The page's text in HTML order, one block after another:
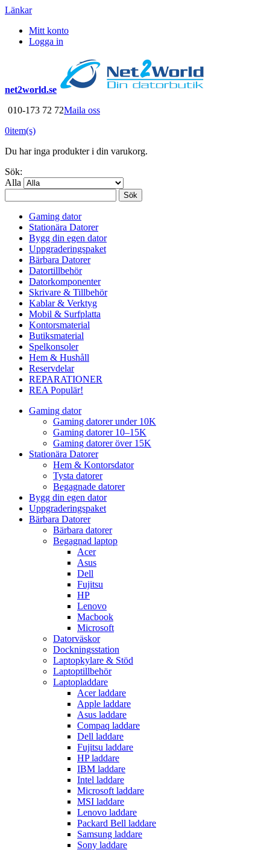
Länkar
Mitt konto
Logga in
net2world.se
010-173 72 72Maila oss
0item(s)
Du har inga produkter i din varukorg.
Sök:
Alla
Sök
Gaming dator
Stationära Datorer
Bygg din egen dator
Uppgraderingspaket
Bärbara Datorer
Datortillbehör
Datorkomponenter
Skrivare & Tillbehör
Kablar & Verktyg
Mobil & Surfplatta
Kontorsmaterial
Butiksmaterial
Spelkonsoler
Hem & Hushåll
Reservdelar
REPARATIONER
REA Populär!
Gaming dator
Gaming datorer under 10K
Gaming datorer 10–15K
Gaming datorer över 15K
Stationära Datorer
Hem & Kontorsdator
Tysta datorer
Begagnade datorer
Bygg din egen dator
Uppgraderingspaket
Bärbara Datorer
Bärbara datorer
Begagnad laptop
Acer
Asus
Dell
Fujitsu
HP
Lenovo
Macbook
Microsoft
Datorväskor
Dockningsstation
Laptopkylare & Stöd
Laptoptillbehör
Laptopladdare
Acer laddare
Apple laddare
Asus laddare
Compaq laddare
Dell laddare
Fujitsu laddare
HP laddare
IBM laddare
Intel laddare
Microsoft laddare
MSI laddare
Lenovo laddare
Packard Bell laddare
Samsung laddare
Sony laddare